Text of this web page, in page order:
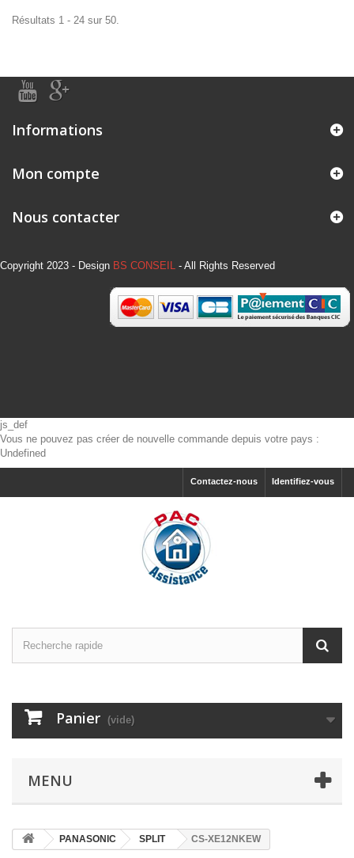
Résultats 1 - 24 sur 50.
Informations
Mon compte
Nous contacter
Copyright 2023 - Design BS CONSEIL - All Rights Reserved
js_def
Vous ne pouvez pas créer de nouvelle commande depuis votre pays :
Undefined
Identifiez-vous
Contactez-nous
Panier (vide)
MENU
PANASONIC SPLIT CS-XE12NKEW